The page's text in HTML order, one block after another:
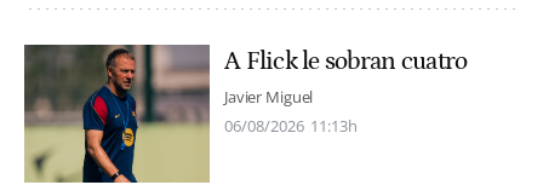
A Flick le sobran cuatro
Javier Miguel
06/08/2026 11:13h